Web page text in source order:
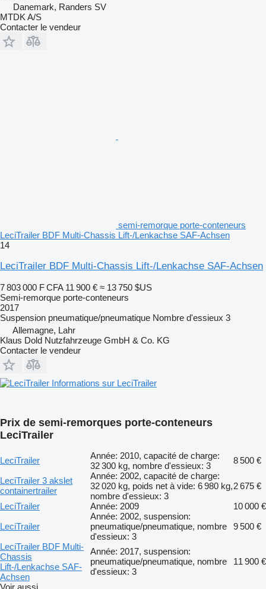
Danemark, Randers SV
MTDK A/S
Contacter le vendeur
semi-remorque porte-conteneurs
LeciTrailer BDF Multi-Chassis Lift-/Lenkachse SAF-Achsen
14
LeciTrailer BDF Multi-Chassis Lift-/Lenkachse SAF-Achsen
7 803 000 F CFA 11 900 € ≈ 13 750 $US
Semi-remorque porte-conteneurs
2017
Suspension pneumatique/pneumatique Nombre d'essieux 3
Allemagne, Lahr
Klaus Dold Nutzfahrzeuge GmbH & Co. KG
Contacter le vendeur
Informations sur LeciTrailer
Prix de semi-remorques porte-conteneurs
LeciTrailer
LeciTrailer
Année: 2010, capacité de charge:
32 300 kg, nombre d'essieux: 3
8 500 €
LeciTrailer 3 akslet
containertrailer
Année: 2002, capacité de charge:
32 020 kg, poids net à vide: 6 980 kg,
nombre d'essieux: 3
2 675 €
LeciTrailer
Année: 2009
10 000 €
LeciTrailer
Année: 2002, suspension:
pneumatique/pneumatique, nombre
d'essieux: 3
9 500 €
LeciTrailer BDF Multi-
Chassis
Lift-/Lenkachse SAF-
Achsen
Année: 2017, suspension:
pneumatique/pneumatique, nombre
d'essieux: 3
11 900 €
Voir aussi